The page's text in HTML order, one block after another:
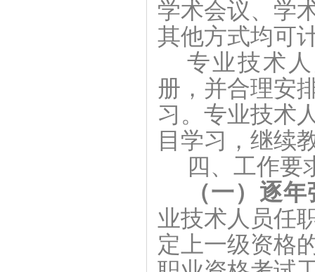
学术会议、学
其他方式均可
专业技术
册，并合理安
习。专业技术
目学习，继续
四、工作要
（一）逐
业技术人员任
定上一级资格